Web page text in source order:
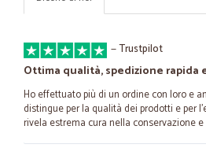
—Trustpilot
Ottima qualità, spedizione rapida
Ho effettuato più di un ordine con loro e
distingue per la qualità dei prodotti e per
rivela estrema cura nella conservazione